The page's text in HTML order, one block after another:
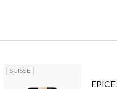
SUISSE